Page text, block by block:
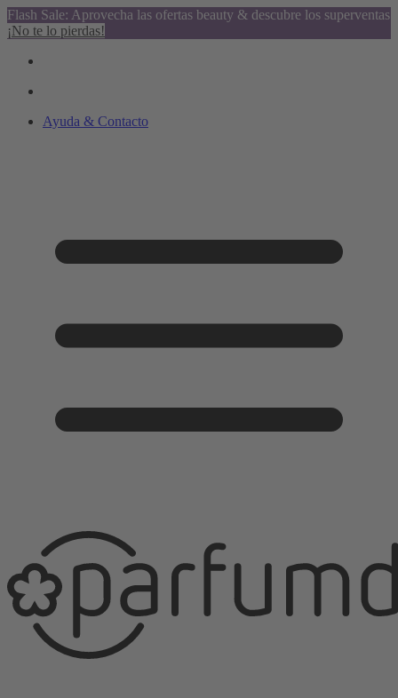
Flash Sale: Aprovecha las ofertas beauty & descubre los superventas
¡No te lo pierdas!
Ayuda & Contacto